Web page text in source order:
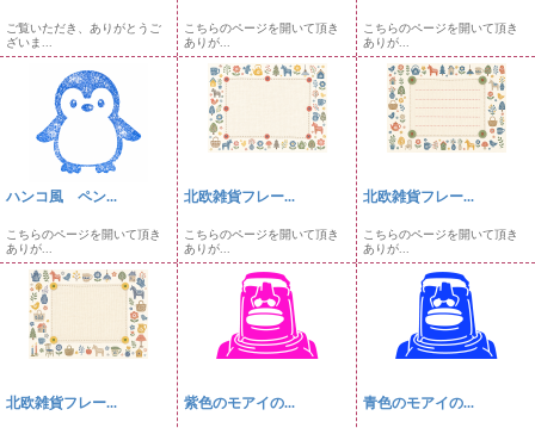
ご覧いただき、ありがとうご
ざいま...
こちらのページを開いて頂き
ありが...
こちらのページを開いて頂き
ありが...
ハンコ風 ペン...
こちらのページを開いて頂き
ありが...
北欧雑貨フレー...
こちらのページを開いて頂き
ありが...
北欧雑貨フレー...
こちらのページを開いて頂き
ありが...
北欧雑貨フレー... 紫色のモアイの... 青色のモアイの...